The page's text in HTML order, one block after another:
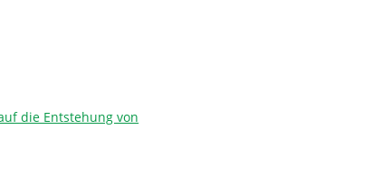
die Entstehung von